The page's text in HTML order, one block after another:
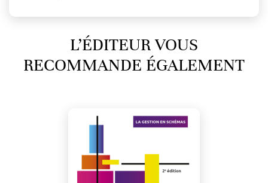
L’ÉDITEUR VOUS
RECOMMANDE ÉGALEMENT